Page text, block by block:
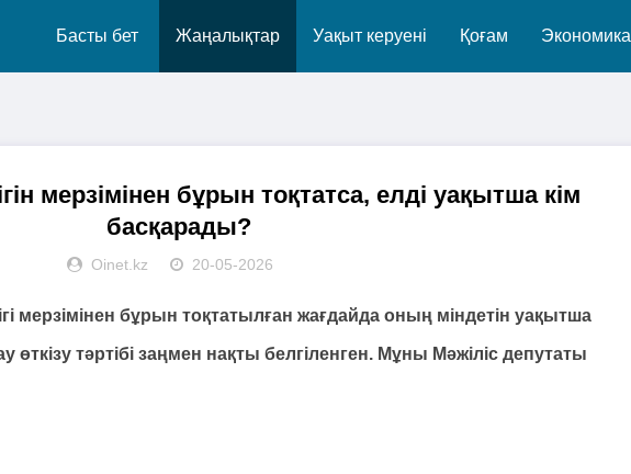
Басты бет Жаңалықтар Уақыт керуені Қоғам Экономика
мерзімінен бұрын тоқтатса, елді уақытша кім
басқарады?
Oinet.kz 20-05-2026
мерзімінен бұрын тоқтатылған жағдайда оның міндетін уақытша
өткізу тәртібі заңмен нақты белгіленген. Мұны Мәжіліс депутаты